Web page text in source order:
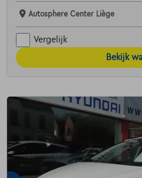
Autosphere Center Liège
Vergelijk
Bekijk